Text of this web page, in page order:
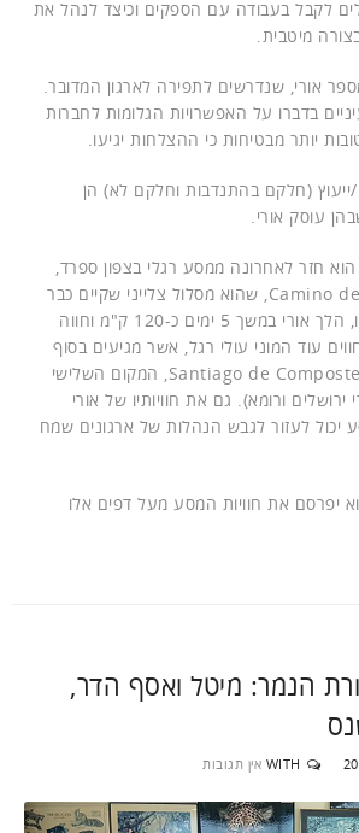
לקבל בעבודה עם הספקים וכיצד לנהל את
מיטבית.
אורי, שנדרשים לתפירה לארגון המדובר.
בדברו על האפשרויות הגלומות לחברות
יותר מבטיחות כי ההצלחות יגיעו.
ייעוץ (חלקם בהתנדבות וחלקם לא) הן
עוסק אורי.
הוא חזר לאחרונה ממסע רגלי בצפון ספרד,
במסלול ה-Camino de Santiago, שהוא מסלול צלייני שקיים כבר
מאות שנים. במסגרת זו, הלך אורי במשך 5 ימים כ-120 ק"מ וחווה
עוד המוני עולי רגל, אשר מגיעים בסוף
המסע לקתדרלה ב-Santiago de Compostela, המקום השלישי
ורומא). גם את חוויותיו של אורי
יכול לעזור לגבש הנהלות של ארגונים שמח
יפרסם את חוויות המסע מעל דפים אלו
הנמר: מיטל ואסף הדר,
WITH אין תגובות